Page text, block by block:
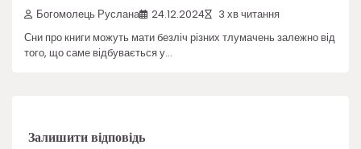
Богомолець Руслана 24.12.2024 3 хв читання
Сни про книги можуть мати безліч різних тлумачень залежно від
того, що саме відбувається у…
Залишити відповідь